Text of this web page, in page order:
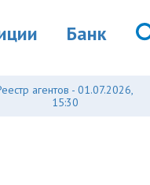
Банк
агентов - 01.07.2026,
15:30